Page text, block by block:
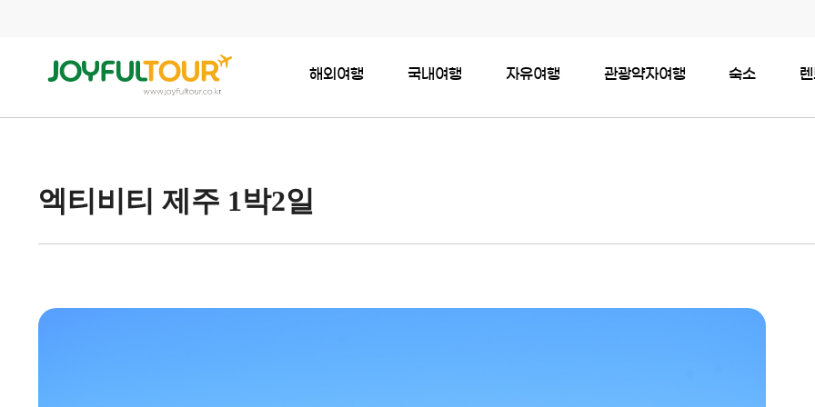
해외여행 국내여행 자유여행 관광약자여행 숙소
엑티비티 제주 1박2일